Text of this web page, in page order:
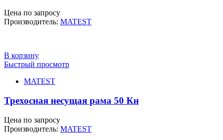
Цена по запросу
Производитель: MATEST
В корзину
Быстрый просмотр
MATEST
Трехосная несущая рама 50 Кн
Цена по запросу
Производитель: MATEST